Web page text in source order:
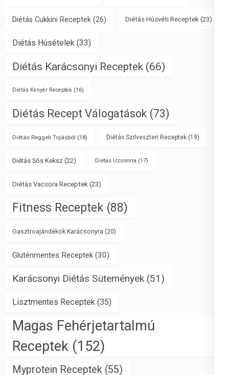
Diétás Cukkini Receptek (26) Diétás Húsvéti Receptek (23)
Diétás Húsételek (33)
Diétás Karácsonyi Receptek (66)
Diétás Kenyér Receptek (16)
Diétás Recept Válogatások (73)
Diétás Reggeli Tojásból (18) Diétás Szilveszteri Receptek (19)
Diétás Sós Keksz (22) Diétás Uzsonna (17)
Diétás Vacsora Receptek (23)
Fitness Receptek (88)
Gasztroajándékok Karácsonyra (20)
Gluténmentes Receptek (30)
Karácsonyi Diétás Sütemények (51)
Lisztmentes Receptek (35)
Magas Fehérjetartalmú
Receptek (152)
Myprotein Receptek (55)